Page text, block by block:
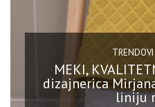
MEKI,
dizajnerica
liniju